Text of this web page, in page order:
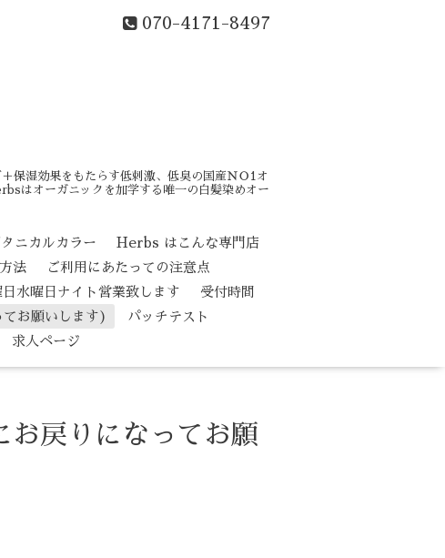
070-4171-8497
保湿効果をもたらす低刺激、低臭の国産ＮＯ1オ
はオーガニックを加学する唯一の白髪染めオー
ニカルカラー
Herbs はこんな専門店
法
ご利用にあたっての注意点
水曜日ナイト営業致します
受付時間
お願いします)
パッチテスト
求人ページ
戻りになってお願